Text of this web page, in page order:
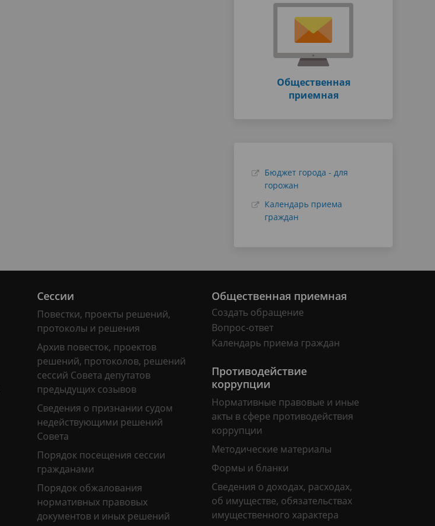
Общественная
приемная
Бюджет города - для
горожан
Календарь приема
граждан
Сессии
Повестки, проекты решений,
протоколы и решения
Архив повесток, проектов
решений, протоколов, решений
сессий Совета депутатов
предыдущих созывов
Сведения о признании судом
недействующими решений
Совета
Порядок посещения сессии
гражданами
Порядок обжалования
нормативных правовых
документов и иных решений
Общественная приемная
Создать обращение
Вопрос-ответ
Календарь приема граждан
Противодействие
коррупции
Нормативные правовые и иные
акты в сфере противодействия
коррупции
Методические материалы
Формы и бланки
Сведения о доходах, расходах,
об имуществе, обязательствах
имущественного характера